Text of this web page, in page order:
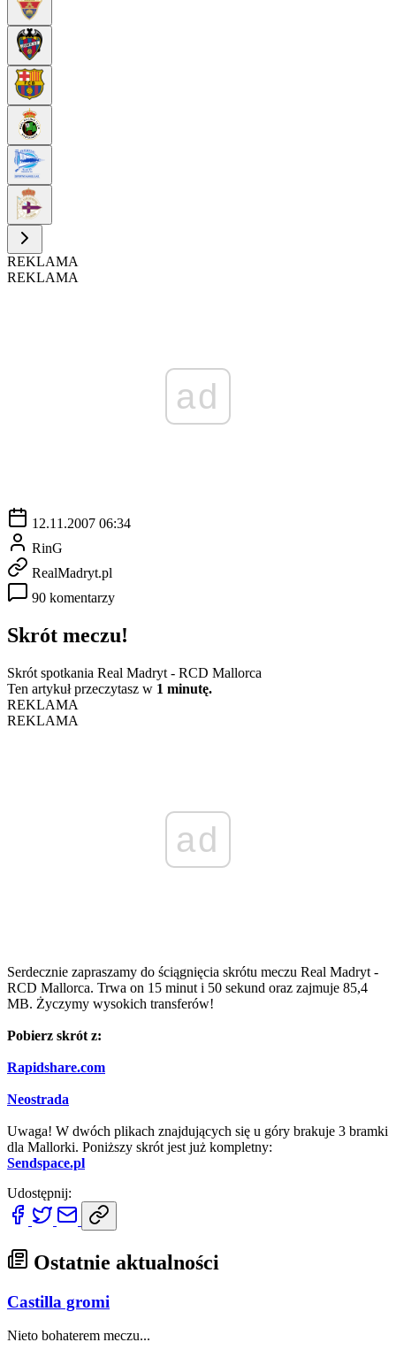
REKLAMA
REKLAMA
ad
12.11.2007 06:34
RinG
RealMadryt.pl
90 komentarzy
Skrót meczu!
Skrót spotkania Real Madryt - RCD Mallorca
Ten artykuł przeczytasz w 1 minutę.
REKLAMA
REKLAMA
ad
Serdecznie zapraszamy do ściągnięcia skrótu meczu Real Madryt -
RCD Mallorca. Trwa on 15 minut i 50 sekund oraz zajmuje 85,4
MB. Życzymy wysokich transferów!
Pobierz skrót z:
Rapidshare.com
Neostrada
Uwaga! W dwóch plikach znajdujących się u góry brakuje 3 bramki
dla Mallorki. Poniższy skrót jest już kompletny:
Sendspace.pl
Udostępnij:
Ostatnie aktualności
Castilla gromi
Nieto bohaterem meczu...